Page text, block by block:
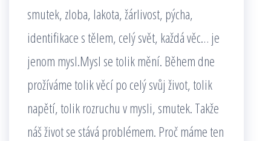
smutek, zloba, lakota, žárlivost, pýcha,
identifikace s tělem, celý svět, každá věc… je
jenom mysl.Mysl se tolik mění. Během dne
prožíváme tolik věcí po celý svůj život, tolik
napětí, tolik rozruchu v mysli, smutek. Takže
náš život se stává problémem. Proč máme ten